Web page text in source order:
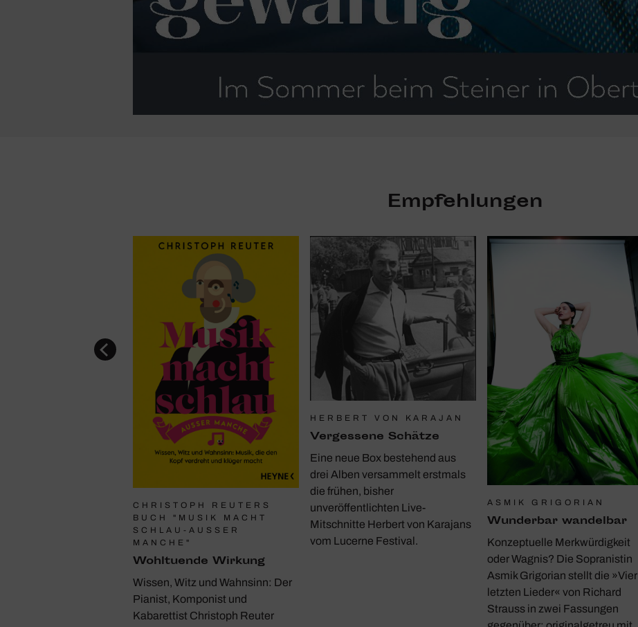
Empfehlungen
CHRISTOPH REUTERS
BUCH "MUSIK MACHT
SCHLAU-AUSSER M
ANCHE"
Wohl­tu­ende Wirkung
Wissen, Witz und Wahnsinn: Der
Pianist, Komponist und
Kabarettist Christoph Reuter
HERBERT VON KARAJAN
Verges­sene Schätze
Eine neue Box bestehend aus
drei Alben versammelt erstmals
die frühen, bisher
unveröffentlichten Live-
Mitschnitte Herbert von Karajans
vom Lucerne Festival.
ASMIK GRIGORIAN
Wunderbar wandelbar
Konzeptuelle Merkwürdigkeit
oder Wagnis? Die Sopranistin
Asmik Grigorian stellt die »Vier
letzten Lieder« von Richard
Strauss in zwei Fassungen